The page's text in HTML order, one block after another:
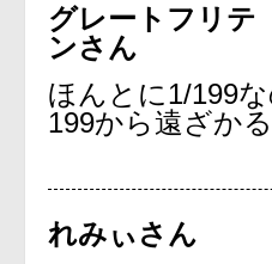
グレートフリテ
ンさん
ほんとに1/199
199から遠ざかる
れみぃさん